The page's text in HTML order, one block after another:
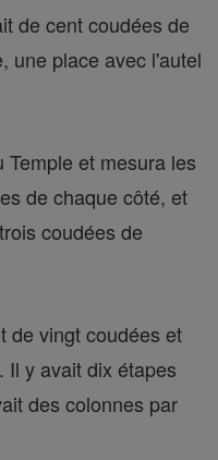
de cent coudées de
une place avec l'autel
Temple et mesura les
de chaque côté, et
coudées de
de vingt coudées et
Il y avait dix étapes
des colonnes par